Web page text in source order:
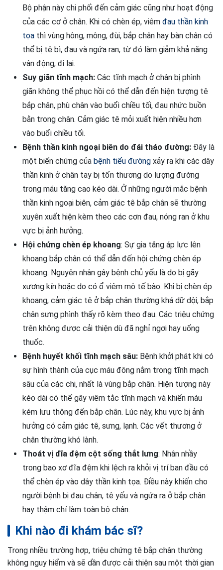
Bộ phận này chi phối đến cảm giác cũng như hoạt động
của các cơ ở chân. Khi có chèn ép, viêm đau thần kinh
tọa thì vùng hông, mông, đùi, bắp chân hay bàn chân có
thể bị tê bì, đau và ngứa ran, từ đó làm giảm khả năng
vận động, đi lại.
Suy giãn tĩnh mạch: Các tĩnh mạch ở chân bị phình
giãn không thể phục hồi có thể dẫn đến hiện tượng tê
bắp chân, phù chân vào buổi chiều tối, đau nhức buồn
bằn trong chân. Cảm giác tê mỏi xuất hiện nhiều hơn
vào buổi chiều tối.
Bệnh thần kinh ngoại biên do đái tháo đường: Đây là
một biến chứng của bệnh tiểu đường xảy ra khi các dây
thần kinh ở chân tay bị tổn thương do lượng đường
trong máu tăng cao kéo dài. Ở những người mắc bệnh
thần kinh ngoại biên, cảm giác tê bắp chân sẽ thường
xuyên xuất hiện kèm theo các cơn đau, nóng ran ở khu
vực bị ảnh hưởng.
Hội chứng chèn ép khoang: Sự gia tăng áp lực lên
khoang bắp chân có thể dẫn đến hội chứng chèn ép
khoang. Nguyên nhân gây bệnh chủ yếu là do bị gãy
xương kín hoặc do có ổ viêm mô tế bào. Khi bị chèn ép
khoang, cảm giác tê ở bắp chân thường khá dữ dội, bắp
chân sưng phình thấy rõ kèm theo đau. Các triệu chứng
trên không được cải thiện dù đã nghỉ ngơi hay uống
thuốc.
Bệnh huyết khối tĩnh mạch sâu: Bệnh khởi phát khi có
sự hình thành của cục máu đông nằm trong tĩnh mạch
sâu của các chi, nhất là vùng bắp chân. Hiện tượng này
kéo dài có thể gây viêm tắc tĩnh mạch và khiến máu
kém lưu thông đến bắp chân. Lúc này, khu vực bị ảnh
hưởng có cảm giác tê, sưng, lạnh. Các vết thương ở
chân thường khó lành.
Thoát vị đĩa đệm cột sống thắt lưng: Nhân nhầy
trong bao xơ đĩa đệm khi lệch ra khỏi vị trí ban đầu có
thể chèn ép vào dây thần kinh tọa. Điều này khiến cho
người bệnh bị đau chân, tê yếu và ngứa ra ở bắp chân
hay thậm chí làm toàn bộ chân.
Khi nào đi khám bác sĩ?
Trong nhiều trường hợp, triệu chứng tê bắp chân thường
không nguy hiểm và sẽ dần được cải thiện sau một thời gian